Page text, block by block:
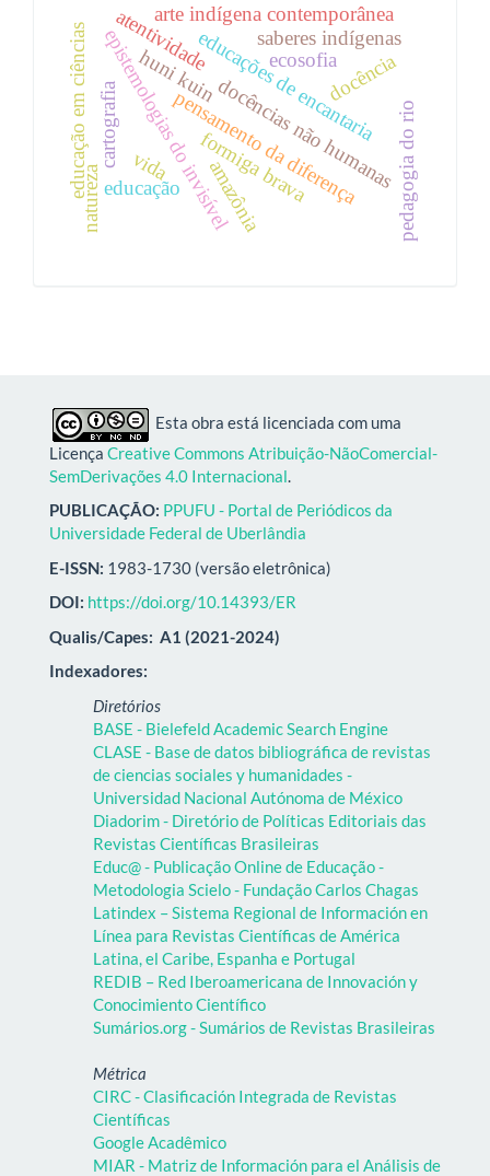
formiga brava
amazônia
educações de encantaria
docências não humanas
epistemologias do invisível
educaçãopensamento da diferença
docência
vida
educação em ciências pedagogia do rio
ecosofia
cartografia
arte indígena contemporânea
huni kuin
atentividade
natureza
saberes indígenas
Esta obra está licenciada com uma
Licença Creative Commons Atribuição-NãoComercial-
SemDerivações 4.0 Internacional.
PUBLICAÇÃO: PPUFU - Portal de Periódicos da
Universidade Federal de Uberlândia
E-ISSN: 1983-1730 (versão eletrônica)
DOI: https://doi.org/10.14393/ER
Qualis/Capes: A1 (2021-2024)
Indexadores:
Diretórios
BASE - Bielefeld Academic Search Engine
CLASE - Base de datos bibliográfica de revistas
de ciencias sociales y humanidades -
Universidad Nacional Autónoma de México
Diadorim - Diretório de Políticas Editoriais das
Revistas Científicas Brasileiras
Educ@ - Publicação Online de Educação -
Metodologia Scielo - Fundação Carlos Chagas
Latindex – Sistema Regional de Información en
Línea para Revistas Científicas de América
Latina, el Caribe, Espanha e Portugal
REDIB – Red Iberoamericana de Innovación y
Conocimiento Científico
Sumários.org - Sumários de Revistas Brasileiras
Métrica
CIRC - Clasificación Integrada de Revistas
Científicas
Google Acadêmico
MIAR - Matriz de Información para el Análisis de